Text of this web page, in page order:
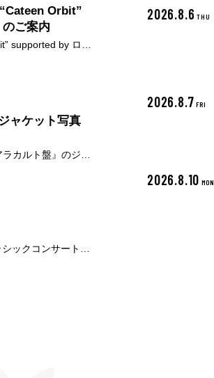
Orbit”
ご案内
supported by ロー
運営する「チケ
止としておりま
渡されたチケット
者・同行者とも
ャケット写真
カルト盤』のジャ
より開催される
た2枚組のデラッ
ジャケット写真と
ス付き仕様）とな
ス情報 角野隼斗
ックコンサート
角野隼斗が出演し
2026.8.6 THU
2026.8.7 FRI
2026.8.10 MON